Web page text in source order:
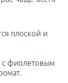
плоской и
с фиолетовым